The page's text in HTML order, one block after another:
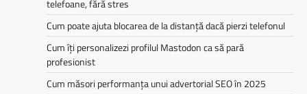
telefoane, fără stres
Cum poate ajuta blocarea de la distanță dacă pierzi telefonul
Cum îți personalizezi profilul Mastodon ca să pară
profesionist
Cum măsori performanța unui advertorial SEO în 2025